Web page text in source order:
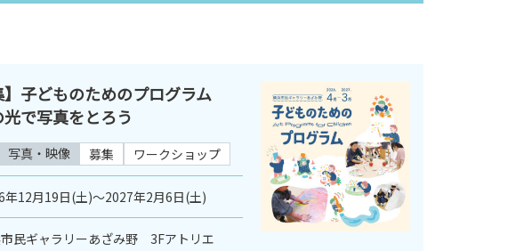
】子どものためのプログラム
で写真をとろう
写真・映像 募集 ワークショップ
年12月19日(土)～2027年2月6日(土)
民ギャラリーあざみ野 3Fアトリエ